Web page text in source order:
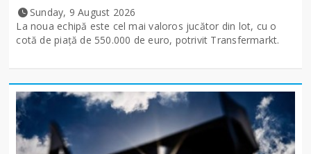
Sunday, 9 August 2026
La noua echipă este cel mai valoros jucător din lot, cu o
cotă de piață de 550.000 de euro, potrivit Transfermarkt.